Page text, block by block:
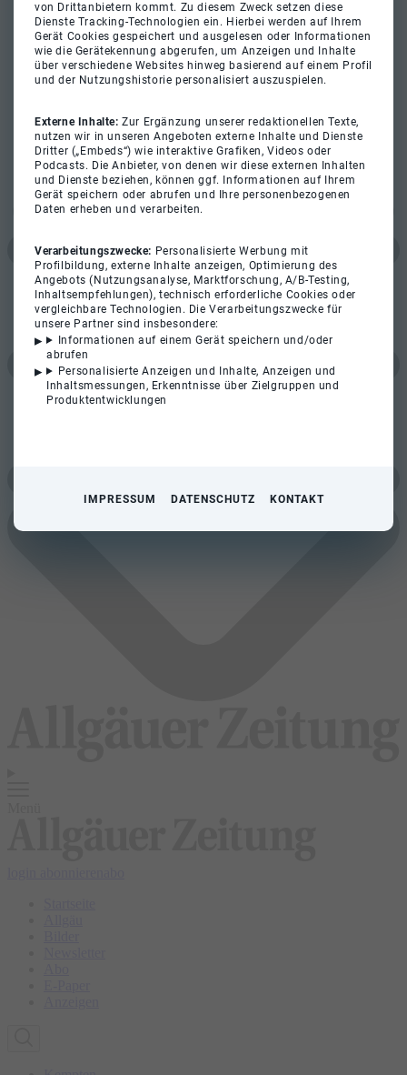
von Drittanbietern kommt. Zu diesem Zweck setzen diese
Dienste Tracking-Technologien ein. Hierbei werden auf Ihrem
Gerät Cookies gespeichert und ausgelesen oder Informationen
wie die Gerätekennung abgerufen, um Anzeigen und Inhalte
über verschiedene Websites hinweg basierend auf einem Profil
und der Nutzungshistorie personalisiert auszuspielen.
Externe Inhalte:Zur Ergänzung unserer redaktionellen Texte,
nutzen wir in unseren Angeboten externe Inhalte und Dienste
Dritter („Embeds“) wie interaktive Grafiken, Videos oder
Podcasts. Die Anbieter, von denen wir diese externen Inhalten
und Dienste beziehen, können ggf. Informationen auf Ihrem
Gerät speichern oder abrufen und Ihre personenbezogenen
Daten erheben und verarbeiten.
Verarbeitungszwecke: Personalisierte Werbung mit
Profilbildung, externe Inhalte anzeigen, Optimierung des
Angebots (Nutzungsanalyse, Marktforschung, A/B-Testing,
Inhaltsempfehlungen), technisch erforderliche Cookies oder
vergleichbare Technologien. Die Verarbeitungszwecke für
unsere Partner sind insbesondere:
Informationen auf einem Gerät speichern und/oder
abrufen
Personalisierte Anzeigen und Inhalte, Anzeigen und
Inhaltsmessungen, Erkenntnisse über Zielgruppen und
Produktentwicklungen
IMPRESSUM DATENSCHUTZ KONTAKT